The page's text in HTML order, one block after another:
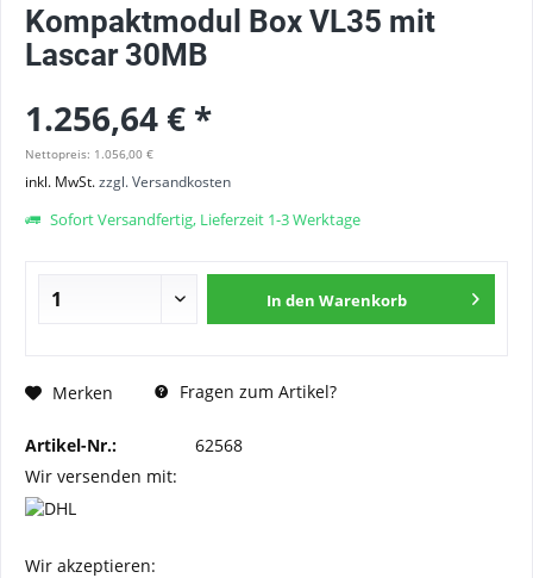
Kompaktmodul Box VL35 mit
Lascar 30MB
1.256,64 € *
Nettopreis: 1.056,00 €
inkl. MwSt.zzgl. Versandkosten
Sofort Versandfertig, Lieferzeit 1-3 Werktage
In den Warenkorb
Merken Fragen zum Artikel?
Artikel-Nr.:
62568
Wir versenden mit:
Wir akzeptieren: